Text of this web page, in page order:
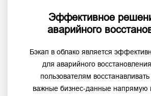
Эффективное
аварийного
Бэкап в облако является
для аварийного
пользователям восстанавливать
важные бизнес-данные напрямую